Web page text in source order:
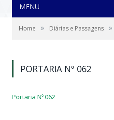
MENU
Home » Diárias e Passagens »
PORTARIA Nº 062
Portaria Nº 062